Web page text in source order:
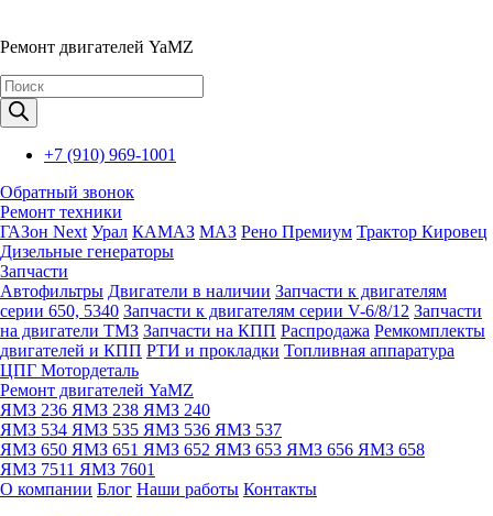
Ремонт двигателей YaMZ
Поиск
товаров
+7 (910) 969-1001
Обратный звонок
Ремонт техники
ГАЗон Next Урал КАМАЗ МАЗ Рено Премиум Трактор Кировец
Дизельные генераторы
Запчасти
Автофильтры Двигатели в наличии Запчасти к двигателям
серии 650, 5340 Запчасти к двигателям серии V-6/8/12 Запчасти
на двигатели ТМЗ Запчасти на КПП Распродажа Ремкомплекты
двигателей и КПП РТИ и прокладки Топливная аппаратура
ЦПГ Мотордеталь
Ремонт двигателей YaMZ
ЯМЗ 236 ЯМЗ 238 ЯМЗ 240
ЯМЗ 534 ЯМЗ 535 ЯМЗ 536 ЯМЗ 537
ЯМЗ 650 ЯМЗ 651 ЯМЗ 652 ЯМЗ 653 ЯМЗ 656 ЯМЗ 658
ЯМЗ 7511 ЯМЗ 7601
О компании Блог Наши работы Контакты